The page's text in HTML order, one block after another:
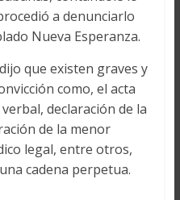
a denunciarlo
Nueva Esperanza.
que existen graves y
como, el acta
declaración de la
de la menor
legal, entre otros,
cadena perpetua.